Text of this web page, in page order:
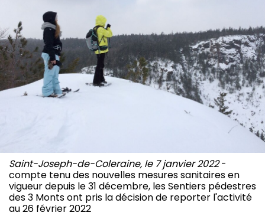
Saint-Joseph-de-Coleraine, le 7 janvier 2022-
compte tenu des nouvelles mesures sanitaires en
vigueur depuis le 31 décembre, les Sentiers pédestres
des 3 Monts ont pris la décision de reporter l'activité
au 26 février 2022